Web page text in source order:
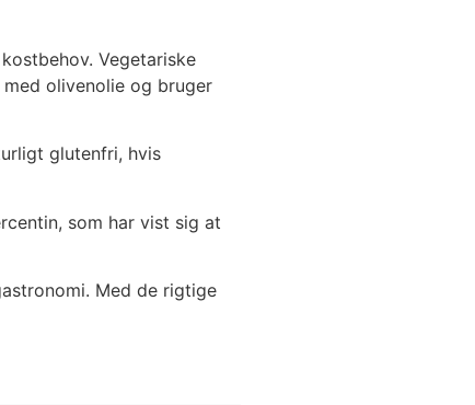
Vegetariske
olivenolie og bruger
glutenfri, hvis
som har vist sig at
Med de rigtige